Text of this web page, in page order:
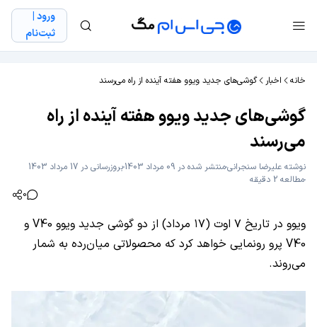
ورود |
ثبت‌نام
خانه اخبار گوشی‌های جدید ویوو هفته آینده از راه می‌رسند
گوشی‌های جدید ویوو هفته آینده از راه
می‌رسند
نوشته علیرضا سنجرانیمنتشر شده در 09 مرداد 1403
بروزرسانی در 17 مرداد 1403
مطالعه 2 دقیقه
0
ویوو در تاریخ ۷ اوت (۱۷ مرداد) از دو گوشی جدید ویوو V40 و
V40 پرو رونمایی خواهد کرد که محصولاتی میان‌رده به شمار
می‌روند.